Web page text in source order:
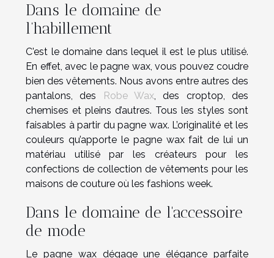
Dans le domaine de
l’habillement
C'est le domaine dans lequel il est le plus utilisé.
En effet, avec le pagne wax, vous pouvez coudre
bien des vêtements. Nous avons entre autres des
pantalons, des
Robe Wax, des croptop, des
chemises et pleins d’autres. Tous les styles sont
faisables à partir du pagne wax. L’originalité et les
couleurs qu’apporte le pagne wax fait de lui un
matériau utilisé par les créateurs pour les
confections de collection de vêtements pour les
maisons de couture où les fashions week.
Dans le domaine de l'accessoire
de mode
Le pagne wax dégage une élégance parfaite